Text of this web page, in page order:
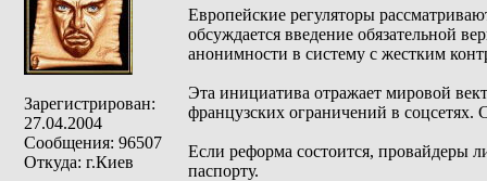
Зарегистрирован:
27.04.2004
Сообщения: 96507
Откуда: г.Киев
Европейские регуляторы
обсуждается введение обязательной
анонимности в систему с жестким
Эта инициатива отражает мировой
французских ограничений в соцсетях.
Если реформа состоится, провайдеры
паспорту.